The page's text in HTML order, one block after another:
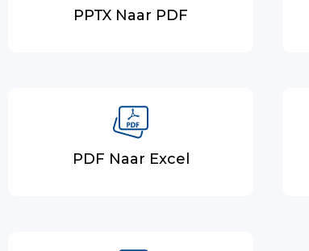
PPTX Naar PDF
PDF Naar Excel